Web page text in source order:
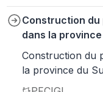
Construction
dans la
Construction du
la province du